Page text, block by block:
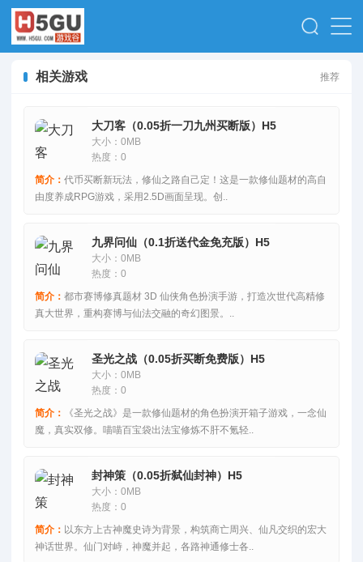
相关游戏 推荐
大刀客（0.05折一刀九州买断版）H5
大小：0MB
热度：0
简介： 代币买断新玩法，修仙之路自己定！这是一款修仙题材的高自
由度养成RPG游戏，采用2.5D画面呈现。创..
九界问仙（0.1折送代金免充版）H5
大小：0MB
热度：0
简介： 都市赛博修真题材 3D 仙侠角色扮演手游，打造次世代高精修
真大世界，重构赛博与仙法交融的奇幻图景。..
圣光之战（0.05折买断免费版）H5
大小：0MB
热度：0
简介：
《圣光之战》是一款修仙题材的角色扮演开箱子游戏，一念仙
魔，真实双修。喵喵百宝袋出法宝修炼不肝不氪轻..
封神策（0.05折弑仙封神）H5
大小：0MB
热度：0
简介： 以东方上古神魔史诗为背景，构筑商亡周兴、仙凡交织的宏大
神话世界。仙门对峙，神魔并起，各路神通修士各..